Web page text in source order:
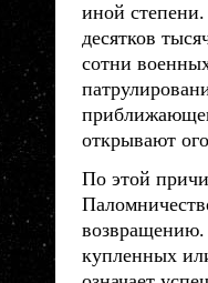
иной
десятков
сотни
открывают
По этой
возвращению.
купленных